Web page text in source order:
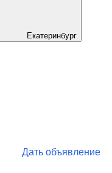
Екатеринбург
Дать объявление